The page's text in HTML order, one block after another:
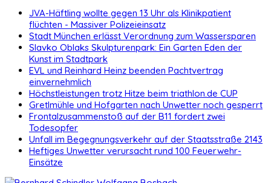
JVA-Häftling wollte gegen 13 Uhr als Klinikpatient
flüchten - Massiver Polizeieinsatz
Stadt München erlässt Verordnung zum Wassersparen
Slavko Oblaks Skulpturenpark: Ein Garten Eden der
Kunst im Stadtpark
EVL und Reinhard Heinz beenden Pachtvertrag
einvernehmlich
Höchstleistungen trotz Hitze beim triathlon.de CUP
Gretlmühle und Hofgarten nach Unwetter noch gesperrt
Frontalzusammenstoß auf der B11 fordert zwei
Todesopfer
Unfall im Begegnungsverkehr auf der Staatsstraße 2143
Heftiges Unwetter verursacht rund 100 Feuerwehr-
Einsätze